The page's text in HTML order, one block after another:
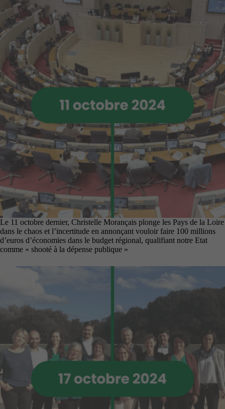
Le 11 octobre dernier, Christelle Morançais plonge les Pays de la Loire
dans le chaos et l’incertitude en annonçant vouloir faire 100 millions
d’euros d’économies dans le budget régional, qualifiant notre Etat
comme « shooté à la dépense publique »